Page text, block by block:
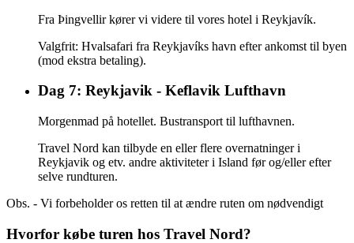
Fra Þingvellir kører vi videre til vores hotel i Reykjavík.
Valgfrit: Hvalsafari fra Reykjavíks havn efter ankomst til byen
(mod ekstra betaling).
Dag 7: Reykjavik - Keflavik Lufthavn
Morgenmad på hotellet. Bustransport til lufthavnen.
Travel Nord kan tilbyde en eller flere overnatninger i
Reykjavik og etv. andre aktiviteter i Island før og/eller efter
selve rundturen.
Obs. - Vi forbeholder os retten til at ændre ruten om nødvendigt
Hvorfor købe turen hos Travel Nord?